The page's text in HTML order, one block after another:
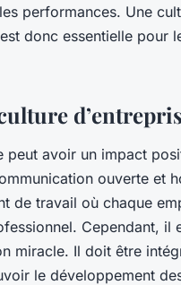
performances. Une
donc essentielle pour
peut avoir un impact
ouverte et
de travail où chaque
Cependant, il
miracle. Il doit être
le développement